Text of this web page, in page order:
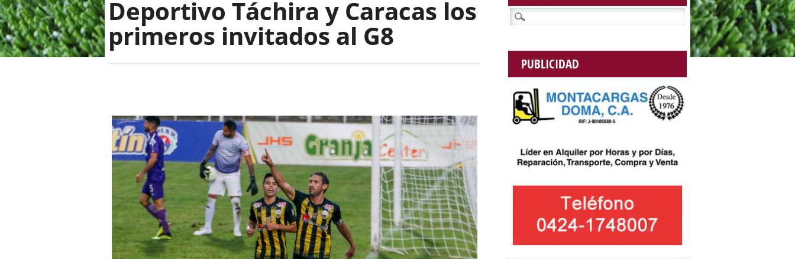
Deportivo Táchira y Caracas los
primeros invitados al G8
Buscar:
PUBLICIDAD